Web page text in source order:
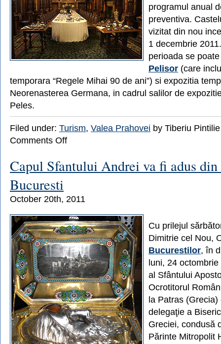
programul anual
preventiva.
vizitat din nou
1 decembrie
perioada se
Pelisor (care
temporara “Regele Mihai 90 de ani”) si expozitia
Neorenasterea Germana, in cadrul salilor de
Peles.
Filed under: Turism, Valea Prahovei by Tiberiu Pintilie
Comments Offon
este
inchis
noiembrie
Capul Sfantului Andrei va fi adus
Bucuresti
October 20th, 2011
Cu prilejul
Dimitrie cel Nou,
Bucurestilor, în
luni, 24
al Sfântului
Ocrotitorul
la Patras (Grecia)
delegaţie a
Greciei, condusă
Părinte Mitropolit